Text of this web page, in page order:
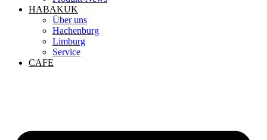
HABAKUK
Über uns
Hachenburg
Limburg
Service
CAFE